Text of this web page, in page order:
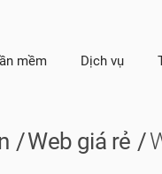
mềm Dịch vụ
Web giá rẻ